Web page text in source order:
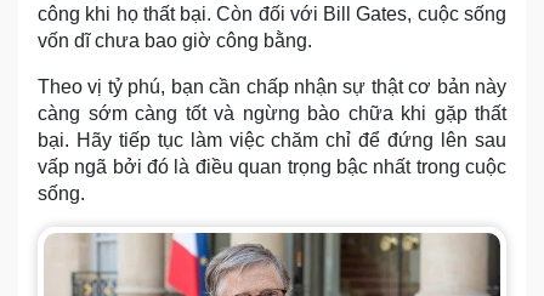
công khi họ thất bại. Còn đối với Bill Gates, cuộc sống
vốn dĩ chưa bao giờ công bằng.
Theo vị tỷ phú, bạn cần chấp nhận sự thật cơ bản này
càng sớm càng tốt và ngừng bào chữa khi gặp thất
bại. Hãy tiếp tục làm việc chăm chỉ để đứng lên sau
vấp ngã bởi đó là điều quan trọng bậc nhất trong cuộc
sống.